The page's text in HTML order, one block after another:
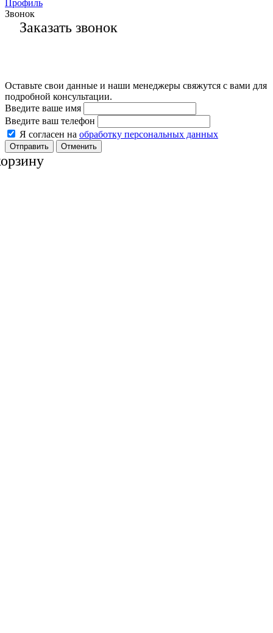
Профиль
Звонок
Заказать звонок
Оставьте свои данные и наши менеджеры свяжутся с вами для
подробной консультации.
Введите ваше имя
Введите ваш телефон
Я согласен на обработку персональных данных
Отменить